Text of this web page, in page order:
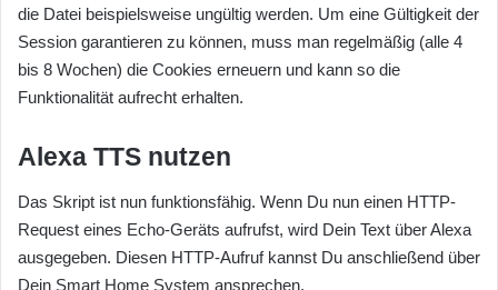
die Datei beispielsweise ungültig werden. Um eine Gültigkeit der
Session garantieren zu können, muss man regelmäßig (alle 4
bis 8 Wochen) die Cookies erneuern und kann so die
Funktionalität aufrecht erhalten.
Alexa TTS nutzen
Das Skript ist nun funktionsfähig. Wenn Du nun einen HTTP-
Request eines Echo-Geräts aufrufst, wird Dein Text über Alexa
ausgegeben. Diesen HTTP-Aufruf kannst Du anschließend über
Dein Smart Home System ansprechen.